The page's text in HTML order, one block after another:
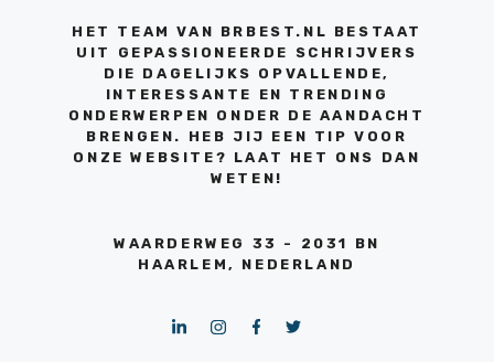
HET TEAM VAN BRBEST.NL BESTAAT
UIT GEPASSIONEERDE SCHRIJVERS
DIE DAGELIJKS OPVALLENDE,
INTERESSANTE EN TRENDING
ONDERWERPEN ONDER DE AANDACHT
BRENGEN. HEB JIJ EEN TIP VOOR
ONZE WEBSITE? LAAT HET ONS DAN
WETEN!
WAARDERWEG 33 - 2031 BN
HAARLEM, NEDERLAND